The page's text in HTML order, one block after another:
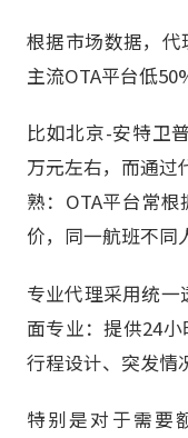
根据市场数据，
主流OTA平台低
比如北京-安特卫
万元左右，而通过
熟：OTA平台常
价，同一航班不同
专业代理采用统
面专业：提供24小
行程设计、突发情
特别是对于需要